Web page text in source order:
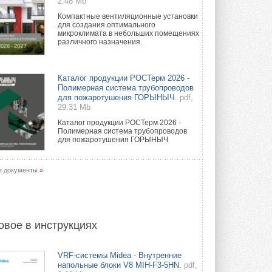
Компактные вентиляционные установки
для создания оптимального
микроклимата в небольших помещениях
различного назначения.
Каталог продукции РОСТерм 2026 -
Полимерная система трубопроводов
для пожаротушения ГОРЫНЫЧ.
pdf,
29.31 Mb
Каталог продукции РОСТерм 2026 -
Полимерная система трубопроводов
для пожаротушения ГОРЫНЫЧ
документы »
в инструкциях
VRF-системы Midea - Внутренние
напольные блоки V8 MIH-F3-5HN. pdf,